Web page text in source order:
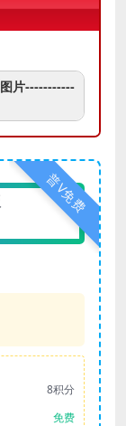
片-----------
普V免费
8积分
免费